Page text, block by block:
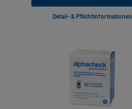
Detail- & Pflichtinformationen